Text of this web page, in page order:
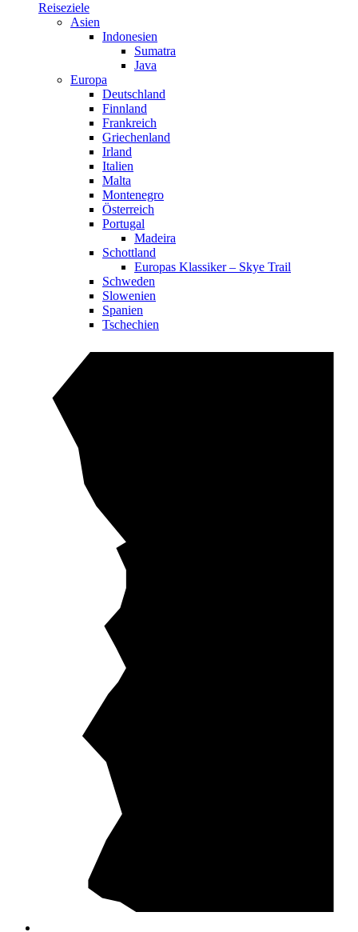
Reiseziele
Asien
Indonesien
Sumatra
Java
Europa
Deutschland
Finnland
Frankreich
Griechenland
Irland
Italien
Malta
Montenegro
Österreich
Portugal
Madeira
Schottland
Europas Klassiker – Skye Trail
Schweden
Slowenien
Spanien
Tschechien